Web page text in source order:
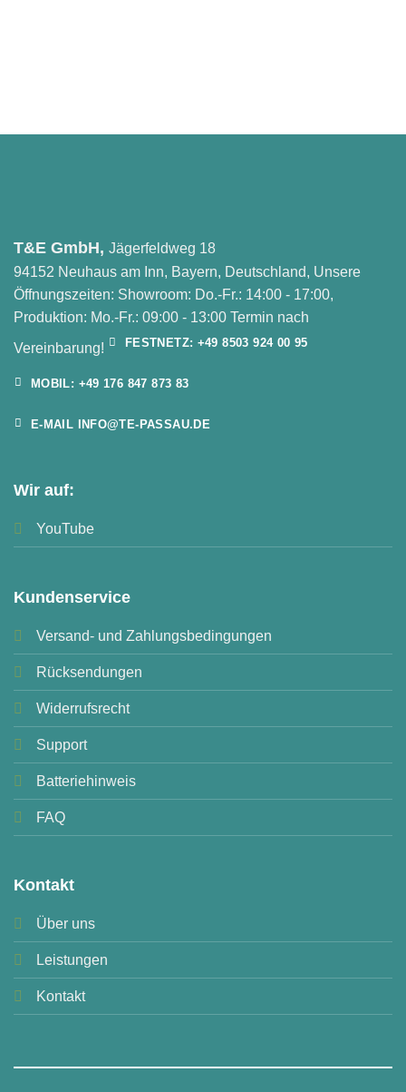
T&E GmbH, Jägerfeldweg 18
94152 Neuhaus am Inn, Bayern, Deutschland, Unsere
Öffnungszeiten: Showroom: Do.-Fr.: 14:00 - 17:00,
Produktion: Mo.-Fr.: 09:00 - 13:00 Termin nach
Vereinbarung!
FESTNETZ: +49 8503 924 00 95
MOBIL: +49 176 847 873 83
E-MAIL INFO@TE-PASSAU.DE
Wir auf:
YouTube
Kundenservice
Versand- und Zahlungsbedingungen
Rücksendungen
Widerrufsrecht
Support
Batteriehinweis
FAQ
Kontakt
Über uns
Leistungen
Kontakt